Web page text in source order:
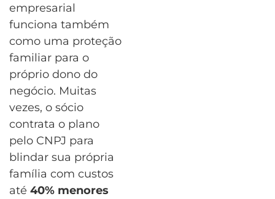
empresarial
funciona também
como uma proteção
familiar para o
próprio dono do
negócio. Muitas
vezes, o sócio
contrata o plano
pelo CNPJ para
blindar sua própria
família com custos
até 40% menores